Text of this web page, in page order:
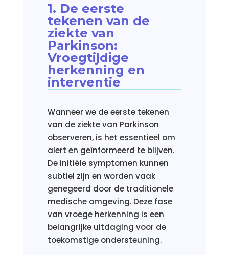
1. De eerste
tekenen van de
ziekte van
Parkinson:
Vroegtijdige
herkenning en
interventie
Wanneer we de eerste tekenen
van de ziekte van Parkinson
observeren, is het essentieel om
alert en geïnformeerd te blijven.
De initiële symptomen kunnen
subtiel zijn en worden vaak
genegeerd door de traditionele
medische omgeving. Deze fase
van vroege herkenning is een
belangrijke uitdaging voor de
toekomstige ondersteuning.